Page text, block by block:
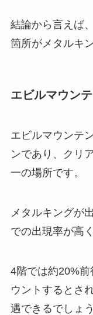
結論から言えば
箇所がメタルキ
エビルマウン
エビルマウンテ
ンであり、クリ
一の場所です。
メタルキングが
での出現率が高
4階では約20%
ウントするとさ
遇できるでしょう